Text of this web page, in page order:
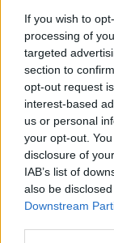
If you wish to
processing of
targeted
section to
opt-out request
interest-based
us or personal
your opt-out.
disclosure of
IAB’s list of
also be
Downstream
idei esztendőre.
A Formula-E
karrierem
eddig kaptam
bejelentés
Opel egyébként
Gen4-es éra
Jaguartól tíz év